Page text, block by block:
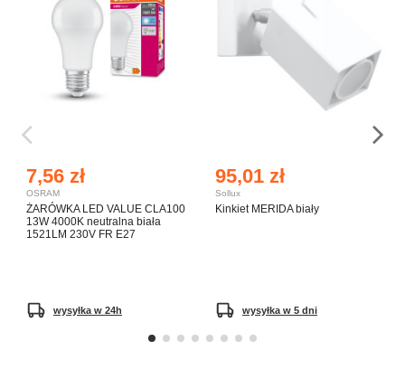
7,56 zł
OSRAM
ŻARÓWKA LED VALUE CLA100
13W 4000K neutralna biała
1521LM 230V FR E27
wysyłka w 24h
95,01 zł
Sollux
Kinkiet MERIDA biały
wysyłka w 5 dni